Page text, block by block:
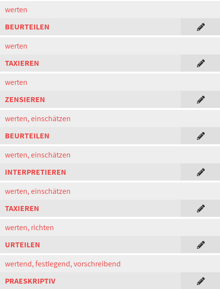
werten
BEURTEILEN
werten
TAXIEREN
werten
ZENSIEREN
werten, einschätzen
BEURTEILEN
werten, einschätzen
INTERPRETIEREN
werten, einschätzen
TAXIEREN
werten, richten
URTEILEN
wertend, festlegend, vorschreibend
PRAESKRIPTIV